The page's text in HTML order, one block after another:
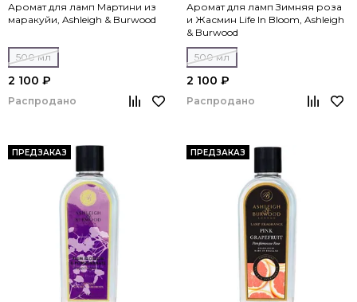
Аромат для ламп Мартини из
маракуйи, Ashleigh & Burwood
500 мл
2 100 ₽
Распродано
Аромат для ламп Зимняя роза
и Жасмин Life In Bloom, Ashleigh
& Burwood
500 мл
2 100 ₽
Распродано
ПРЕДЗАКАЗ ПРЕДЗАКАЗ